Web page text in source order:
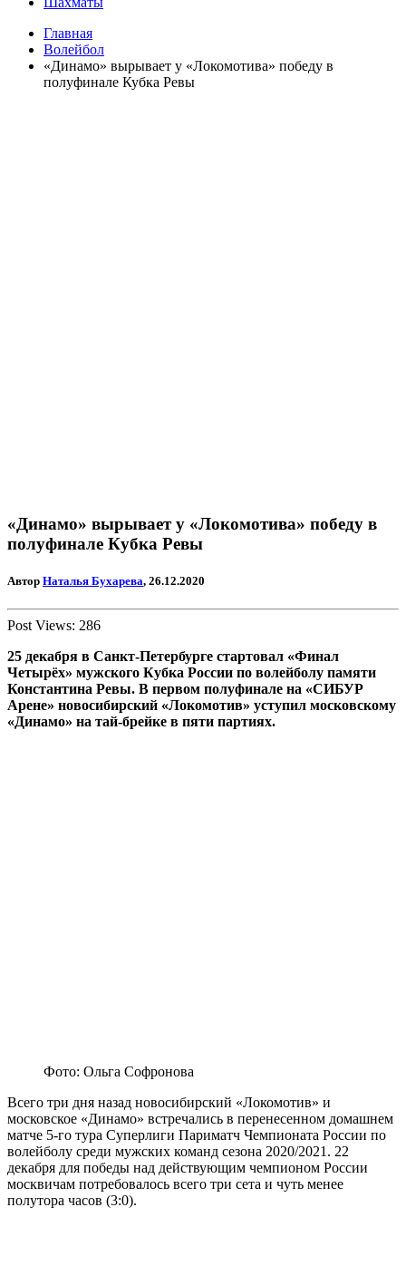
Главная
Волейбол
«Динамо» вырывает у «Локомотива» победу в
полуфинале Кубка Ревы
«Динамо» вырывает у «Локомотива» победу в
полуфинале Кубка Ревы
Автор Наталья Бухарева, 26.12.2020
Post Views: 286
25 декабря в Санкт-Петербурге стартовал «Финал
Четырёх» мужского Кубка России по волейболу памяти
Константина Ревы. В первом полуфинале на «СИБУР
Арене» новосибирский «Локомотив» уступил московскому
«Динамо» на тай-брейке в пяти партиях.
Фото: Ольга Софронова
Всего три дня назад новосибирский «Локомотив» и
московское «Динамо» встречались в перенесенном домашнем
матче 5-го тура Суперлиги Париматч Чемпионата России по
волейболу среди мужских команд сезона 2020/2021. 22
декабря для победы над действующим чемпионом России
москвичам потребовалось всего три сета и чуть менее
полутора часов (3:0).